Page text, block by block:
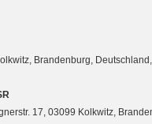
Brandenburg,
17, 03099 Kolkwitz,